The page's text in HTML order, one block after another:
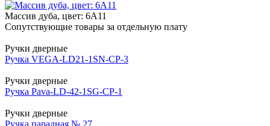
Массив дуба, цвет: 6А11
Сопутствующие товары за отдельную плату
Ручки дверные
Ручка VEGA-LD21-1SN-CP-3
Ручки дверные
Ручка Pava-LD-42-1SG-CP-1
Ручки дверные
Ручка парадная № 27